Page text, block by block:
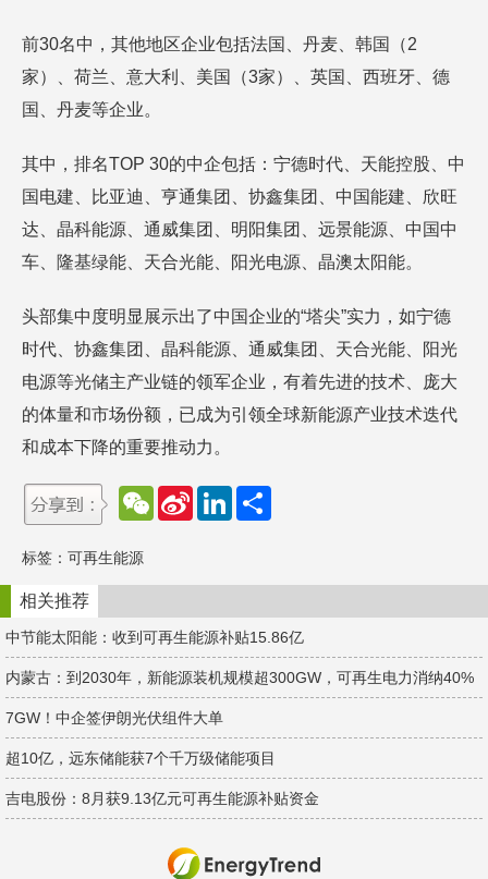
前30名中，其他地区企业包括法国、丹麦、韩国（2
家）、荷兰、意大利、美国（3家）、英国、西班牙、德
国、丹麦等企业。
其中，排名TOP 30的中企包括：宁德时代、天能控股、中
国电建、比亚迪、亨通集团、协鑫集团、中国能建、欣旺
达、晶科能源、通威集团、明阳集团、远景能源、中国中
车、隆基绿能、天合光能、阳光电源、晶澳太阳能。
头部集中度明显展示出了中国企业的“塔尖”实力，如宁德
时代、协鑫集团、晶科能源、通威集团、天合光能、阳光
电源等光储主产业链的领军企业，有着先进的技术、庞大
的体量和市场份额，已成为引领全球新能源产业技术迭代
和成本下降的重要推动力。
W
e
t
S
e
b
o
L
d
n
标签： 可再生能源
相关推荐
中节能太阳能：收到可再生能源补贴15.86亿
内蒙古：到2030年，新能源装机规模超300GW，可再生电力消纳40%
7GW！中企签伊朗光伏组件大单
超10亿，远东储能获7个千万级储能项目
吉电股份：8月获9.13亿元可再生能源补贴资金